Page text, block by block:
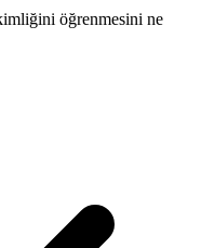
kimliğini öğrenmesini ne